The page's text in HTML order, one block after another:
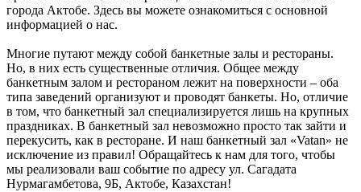
города Актобе. Здесь вы можете ознакомиться с основной
информацией о нас.
Многие путают между собой банкетные залы и рестораны.
Но, в них есть существенные отличия. Общее между
банкетным залом и рестораном лежит на поверхности – оба
типа заведений организуют и проводят банкеты. Но, отличие
в том, что банкетный зал специализируется лишь на крупных
праздниках. В банкетный зал невозможно просто так зайти и
перекусить, как в ресторане. И наш банкетный зал «Vatan» не
исключение из правил! Обращайтесь к нам для того, чтобы
мы реализовали ваш событие по адресу ул. Сагадата
Нурмагамбетова, 9Б, Актобе, Казахстан!